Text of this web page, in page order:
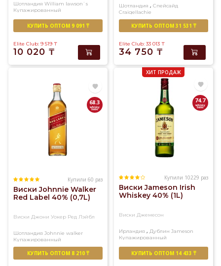
Шотландия William lawson`s
Купажированный
КУПИТЬ ОПТОМ 9 091 ₸
Elite Club: 9 519 ₸
10 020 ₸
Шотландия , Спейсайд
Craigellachie
Односолодовый
КУПИТЬ ОПТОМ 31 531 ₸
Elite Club: 33 013 ₸
34 750 ₸
68.3
Купили 60 раз
Виски Johnnie Walker
Red Label 40% (0,7L)
Виски Джони Уокер Ред Лэйбл
Шотландия Johnnie walker
Купажированный
КУПИТЬ ОПТОМ 8 210 ₸
ХИТ ПРОДАЖ
74.7
Купили 10229 раз
Виски Jameson Irish
Whiskey 40% (1L)
Виски Джемесон
Ирландия , Дублин Jameson
Купажированный
КУПИТЬ ОПТОМ 14 433 ₸